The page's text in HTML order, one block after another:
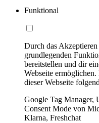
Funktional
Durch das
grundlegenden
bereitstellen und dir
Webseite
dieser Webseite
Google Tag Manager,
Consent Mode von
Klarna, Freshchat